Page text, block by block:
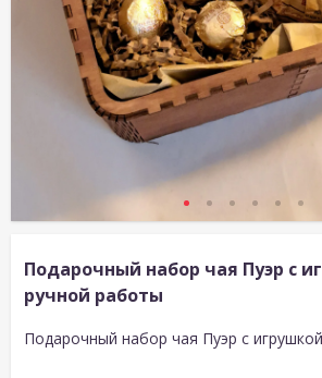
Подарочный набор чая Пуэр с
ручной работы
Подарочный набор чая Пуэр с